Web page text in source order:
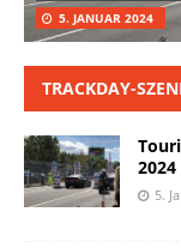
5. JANUAR 2024
TRACKDAY-
2024
5.